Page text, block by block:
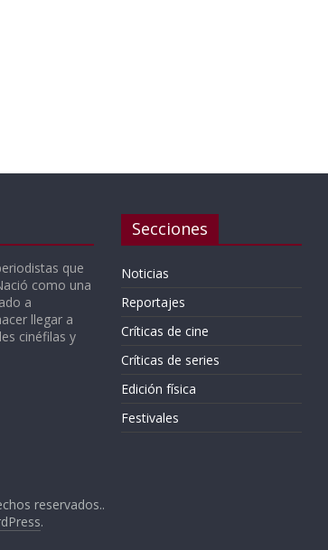
que
como una
a
llegar a
cinéfilas y
Secciones
Noticias
Reportajes
Críticas de cine
Críticas de series
Edición física
Festivales
reservados..
.